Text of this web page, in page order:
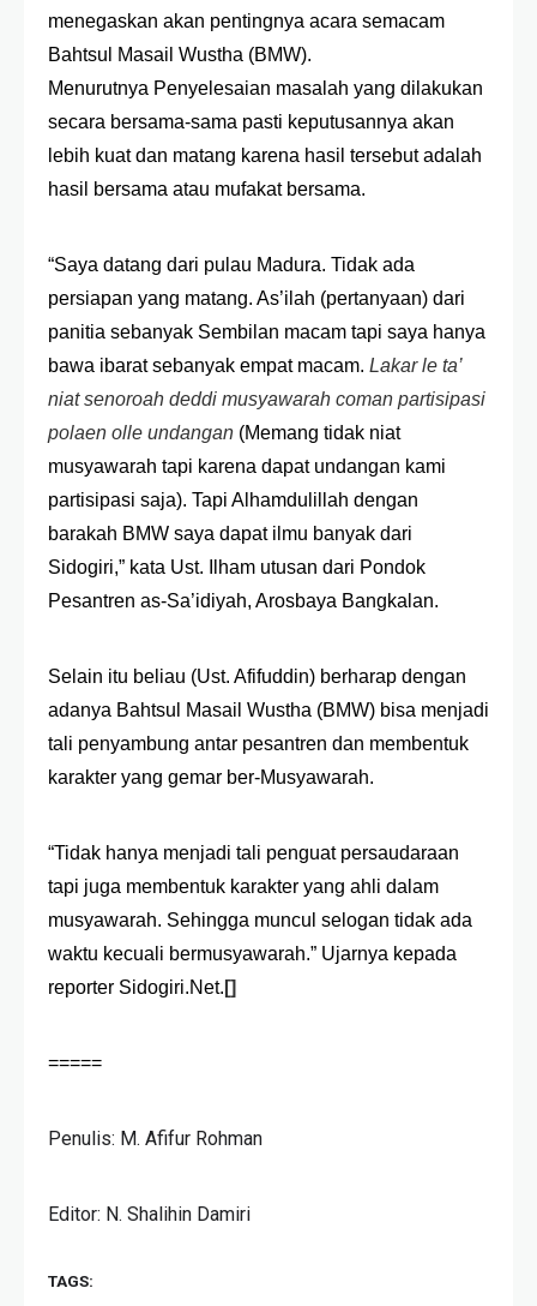
menegaskan akan pentingnya acara semacam
Bahtsul Masail Wustha (BMW).
Menurutnya Penyelesaian masalah yang dilakukan
secara bersama-sama pasti keputusannya akan
lebih kuat dan matang karena hasil tersebut adalah
hasil bersama atau mufakat bersama.
“Saya datang dari pulau Madura. Tidak ada
persiapan yang matang. As’ilah (pertanyaan) dari
panitia sebanyak Sembilan macam tapi saya hanya
bawa ibaratsebanyak empatmacam. Lakar le ta’
niat senoroah deddi musyawarah coman partisipasi
polaen olle undangan (Memang tidak niat
musyawarah tapi karena dapat undangan kami
partisipasi saja). Tapi Alhamdulillah dengan
barakah BMW saya dapat ilmu banyak dari
Sidogiri,” kata Ust. Ilham utusan dari Pondok
Pesantren as-Sa’idiyah, Arosbaya Bangkalan.
Selain itu beliau (Ust. Afifuddin) berharap dengan
adanya Bahtsul Masail Wustha (BMW) bisa menjadi
tali penyambung antar pesantren dan membentuk
karakter yang gemar ber-Musyawarah.
“Tidak hanya menjadi tali penguat persaudaraan
tapi juga membentuk karakter yang ahli dalam
musyawarah. Sehingga muncul selogan tidak ada
waktu kecuali bermusyawarah.” Ujarnya kepada
reporter Sidogiri.Net. []
=====
Penulis: M. Afifur Rohman
Editor: N. Shalihin Damiri
TAGS: